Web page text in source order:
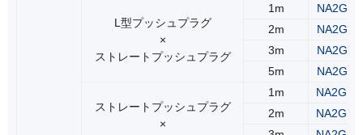
L型プッシュプラグ
×
ストレートプッシュプラグ
1m
2m
3m
5m
ストレートプッシュプラグ
×
1m
2m